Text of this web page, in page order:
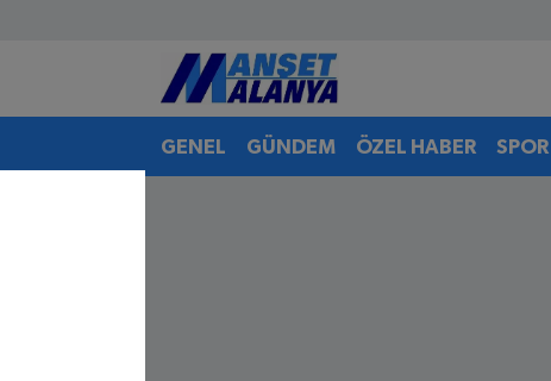
GENEL GÜNDEM ÖZEL HABER SPOR
Antalya Nöbetçi Eczaneler
Antalya Hava Durumu